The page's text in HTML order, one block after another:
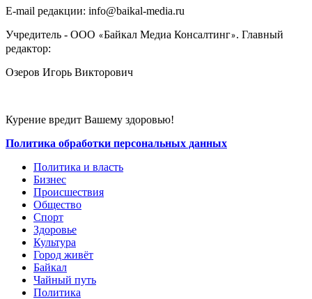
E-mail редакции: info@baikal-media.ru
Учредитель - ООО «Байкал Медиа Консалтинг». Главный
редактор:
Озеров Игорь Викторович
Курение вредит Вашему здоровью!
Политика обработки персональных данных
Политика и власть
Бизнес
Происшествия
Общество
Cпорт
Здоровье
Культура
Город живёт
Байкал
Чайный путь
Политика